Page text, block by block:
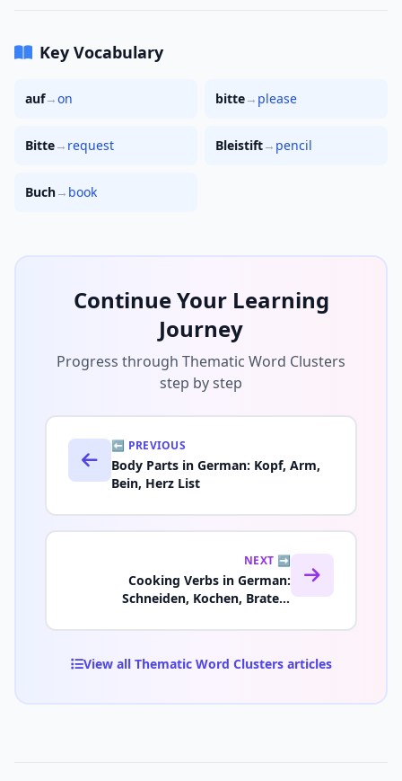
Key Vocabulary
auf→on bitte→ please
Bitte→ request Bleistift→ pencil
Buch→ book
Continue Your Learning
Journey
Progress through Thematic Word Clusters
step by step
⬅️ PREVIOUS
Body Parts in German: Kopf, Arm,
Bein, Herz List
NEXT ➡️
Cooking Verbs in German:
Schneiden, Kochen, Braten,
View all Thematic Word Clusters articles